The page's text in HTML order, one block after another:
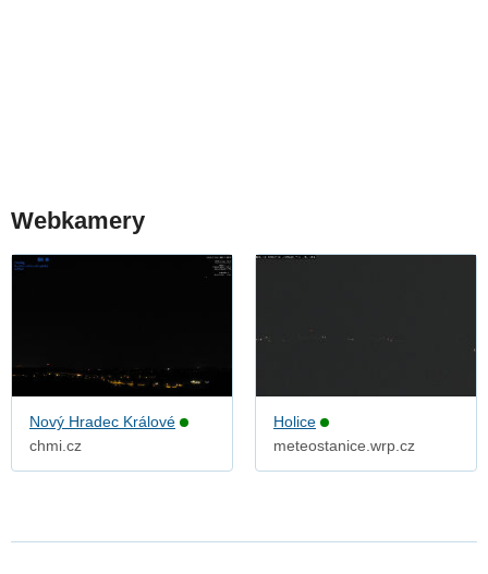
Webkamery
Nový Hradec Králové
chmi.cz
Holice
meteostanice.wrp.cz